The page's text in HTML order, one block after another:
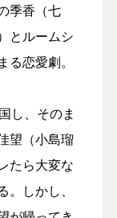
季香（七
とルームシ
恋愛劇。
し、そのま
望（小島瑠
たら大変な
しかし、